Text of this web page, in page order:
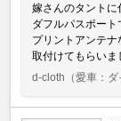
嫁さんのタントに
ダフルパスポー
プリントアンテ
取付けてもらいま
d-cloth （愛車：